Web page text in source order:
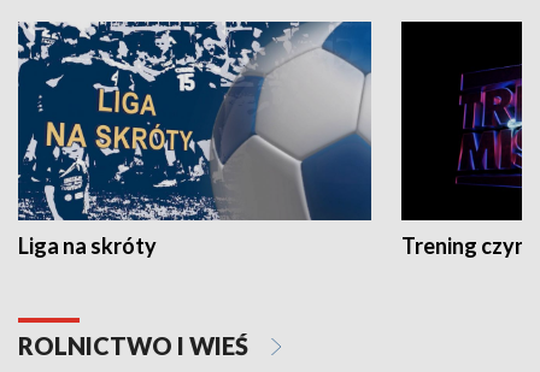
Liga na skróty Trening czyni
ROLNICTWO I WIEŚ